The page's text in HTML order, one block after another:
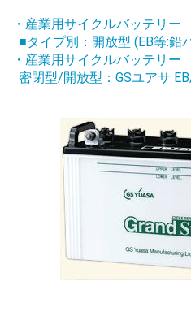
・産業用サイクルバッテリー
■タイプ別：開放型 (EB等:鉛
・産業用サイクルバッテリー
密閉型/開放型：GSユアサ